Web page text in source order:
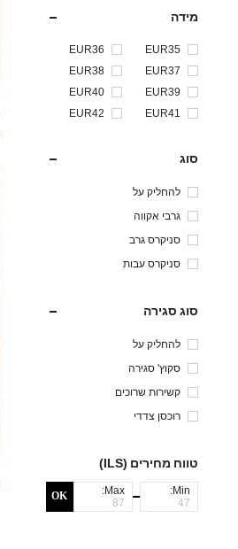
מידה
EUR35
EUR36
EUR37
EUR38
EUR39
EUR40
EUR41
EUR42
סוג
להחליק על
גרבי אקווה
סניקרס גרב
סניקרס עבות
סוג סגירה
להחליק על
סקוץ' סגירה
קשירות שרוכים
רוכסן צדדי
טווח מחירים (ILS)
Min:
Max:
OK